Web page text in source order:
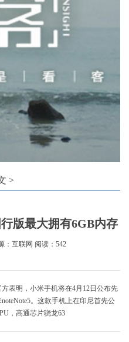
>
版最大拥有6GB内存
：互联网 阅读：542
表明，小米手机将在4月12日公布先
。这款手机上在印尼首先公
，高通芯片骁龙63